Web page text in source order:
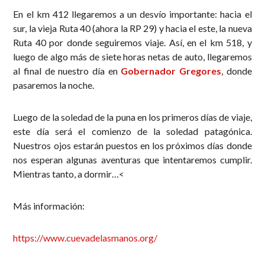
En el km 412 llegaremos a un desvío importante: hacia el
sur, la vieja Ruta 40 (ahora la RP 29) y hacia el este, la nueva
Ruta 40 por donde seguiremos viaje. Así, en el km 518, y
luego de algo más de siete horas netas de auto, llegaremos
al final de nuestro día en Gobernador Gregores, donde
pasaremos la noche.
Luego de la soledad de la puna en los primeros días de viaje,
este día será el comienzo de la soledad patagónica.
Nuestros ojos estarán puestos en los próximos días donde
nos esperan algunas aventuras que intentaremos cumplir.
Mientras tanto, a dormir…<
Más información:
https://www.cuevadelasmanos.org/